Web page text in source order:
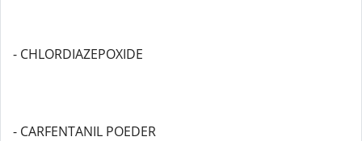
- CHLORDIAZEPOXIDE
- CARFENTANIL POEDER